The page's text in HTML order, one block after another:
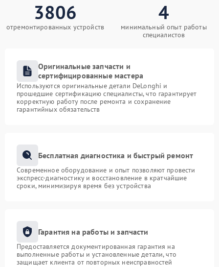
3806
отремонтированных устройств
4
минимальный опыт работы
специалистов
Оригинальные запчасти и
сертифицированные мастера
Используются оригинальные детали DeLonghi и
прошедшие сертификацию специалисты, что гарантирует
корректную работу после ремонта и сохранение
гарантийных обязательств
Бесплатная диагностика и быстрый ремонт
Современное оборудование и опыт позволяют провести
экспресс-диагностику и восстановление в кратчайшие
сроки, минимизируя время без устройства
Гарантия на работы и запчасти
Предоставляется документированная гарантия на
выполненные работы и установленные детали, что
защищает клиента от повторных неисправностей